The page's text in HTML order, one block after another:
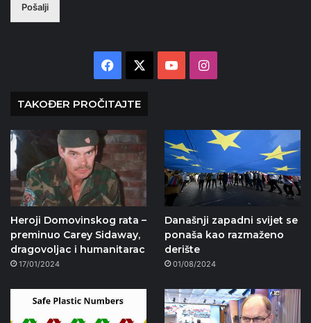
Pošalji
Facebook YouTubeInstagram
TAKOĐER PROČITAJTE
Heroji Domovinskog rata –
preminuo Carey Sidaway,
dragovoljac i humanitarac
17/01/2024
Današnji zapadni svijet se
ponaša kao razmaženo
derište
01/08/2024